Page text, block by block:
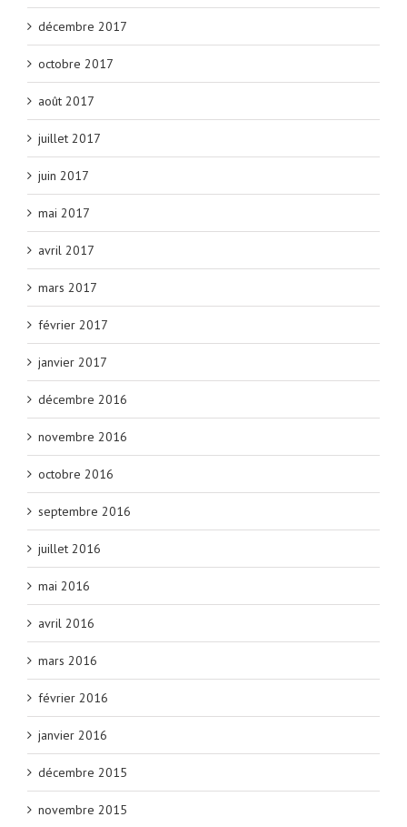
décembre 2017
octobre 2017
août 2017
juillet 2017
juin 2017
mai 2017
avril 2017
mars 2017
février 2017
janvier 2017
décembre 2016
novembre 2016
octobre 2016
septembre 2016
juillet 2016
mai 2016
avril 2016
mars 2016
février 2016
janvier 2016
décembre 2015
novembre 2015